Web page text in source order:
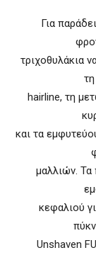
Για
τριχοθυλάκια
hairline, τη
και τα
μαλλιών. Τα
κεφαλιού
Unshaven